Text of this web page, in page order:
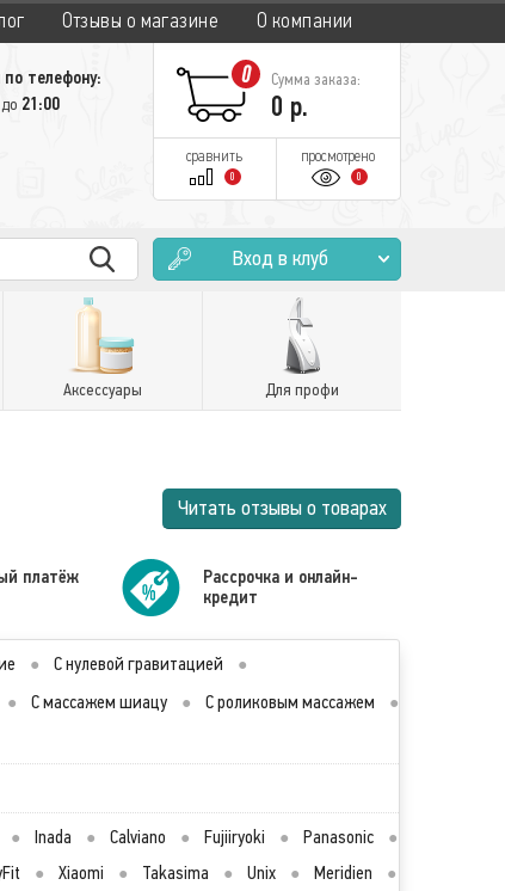
Отзывы о магазине О компании
телефону:
21:00
0 Сумма заказа:
0 р.
сравнить
0
просмотрено
0
Вход в клуб
Аксессуары Для профи
Читать отзывы о товарах
платёж
Рассрочка и онлайн-
кредит
● С нулевой гравитацией
●
● С массажем шиацу ● С роликовым массажем
●
● Inada ● Calviano ● Fujiiryoki ● Panasonic
●
● Xiaomi ● Takasima ● Unix ● Meridien
●